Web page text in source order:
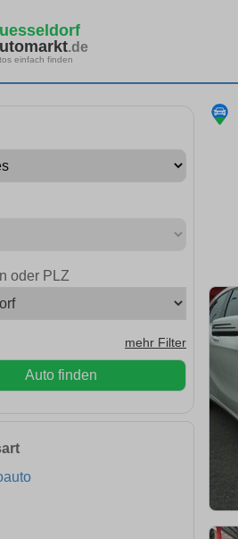
.de
einfach finden
oder PLZ
mehr Filter
Auto finden